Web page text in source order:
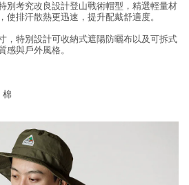
別考究改良設計登山戰術帽型，精選輕量材
排汗散熱更迅速，提升配戴舒適度。
，特別設計可收納式遮陽防曬布以及可拆式
與戶外風格。